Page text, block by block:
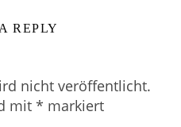
REPLY
nicht veröffentlicht.
mit * markiert